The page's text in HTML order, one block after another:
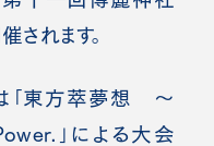
されます。
「東方萃夢想 ～
」による大会